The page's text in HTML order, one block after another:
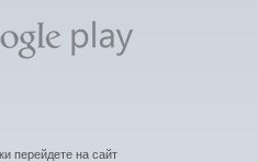
перейдете на сайт